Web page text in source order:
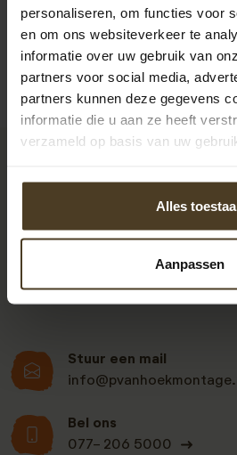
personaliseren, om functies voor
en om ons websiteverkeer te
informatie over uw gebruik van
partners voor social media,
partners kunnen deze gegevens
informatie die u aan ze heeft
verzameld op basis van uw
Alles
Aanpassen
Stuur een mail
Bel ons
077- 206 5000